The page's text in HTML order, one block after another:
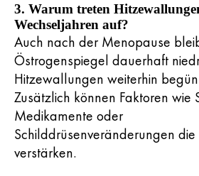
3. Warum treten
Wechseljahren auf?
Auch nach der Menopause
Östrogenspiegel dauerhaft
Hitzewallungen weiterhin
Zusätzlich können Faktoren wie
Medikamente oder
Schilddrüsenveränderungen
verstärken.